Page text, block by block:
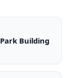
Building
Ocean Park